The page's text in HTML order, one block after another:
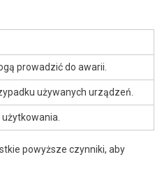
prowadzić do awarii.
używanych urządzeń.
powyższe czynniki, aby